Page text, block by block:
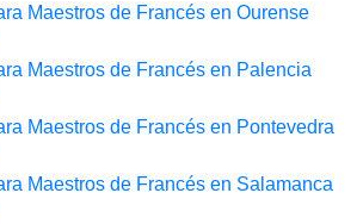
Maestros de Francés en Ourense
Maestros de Francés en Palencia
Maestros de Francés en Pontevedra
Maestros de Francés en Salamanca